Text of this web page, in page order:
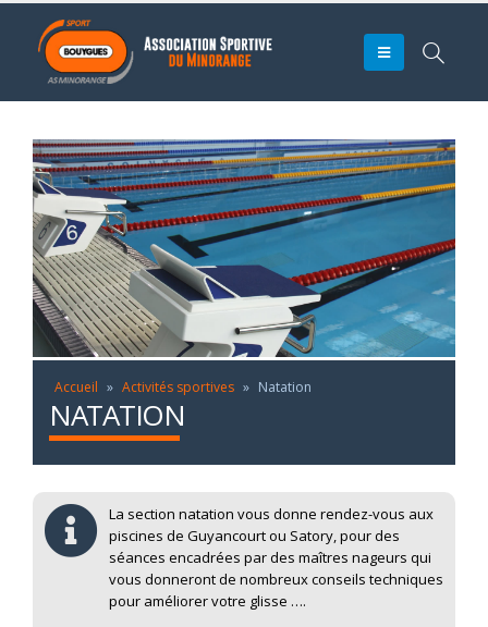
Accueil » Activités sportives » Natation
NATATION
La section natation vous donne rendez-vous aux
piscines de Guyancourt ou Satory, pour des
séances encadrées par des maîtres nageurs qui
vous donneront de nombreux conseils techniques
pour améliorer votre glisse ….